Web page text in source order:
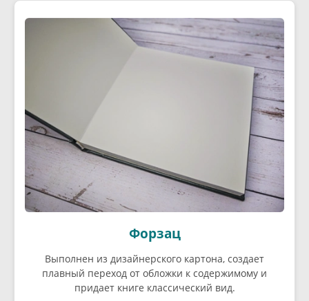
Форзац
Выполнен из дизайнерского картона, создает
плавный переход от обложки к содержимому и
придает книге классический вид.